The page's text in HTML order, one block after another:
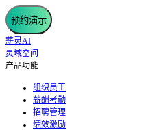
预约演示
薪灵AI
灵域空间
产品功能
组织员工
薪酬考勤
招聘管理
绩效激励